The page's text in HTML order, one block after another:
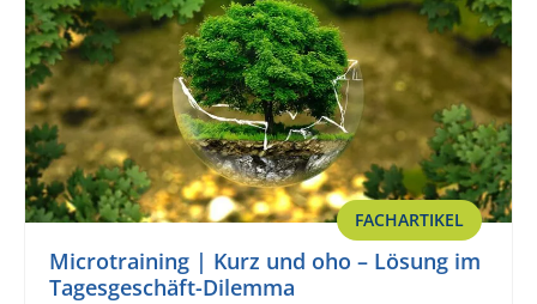
FACHARTIKEL
Microtraining | Kurz und oho – Lösung im
Tagesgeschäft-Dilemma